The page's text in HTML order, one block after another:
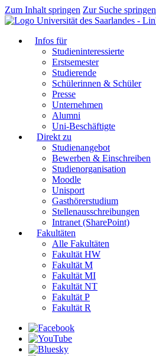
Zum Inhalt springen Zur Suche springen
Infos für
Studieninteressierte
Erstsemester
Studierende
Schülerinnen & Schüler
Presse
Unternehmen
Alumni
Uni-Beschäftigte
Direkt zu
Studienangebot
Bewerben & Einschreiben
Studienorganisation
Moodle
Unisport
Gasthörerstudium
Stellenausschreibungen
Intranet (SharePoint)
Fakultäten
Alle Fakultäten
Fakultät HW
Fakultät M
Fakultät MI
Fakultät NT
Fakultät P
Fakultät R